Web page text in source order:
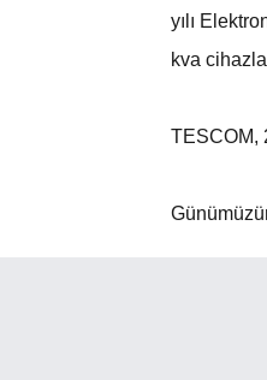
yılı
kva
TESCOM,